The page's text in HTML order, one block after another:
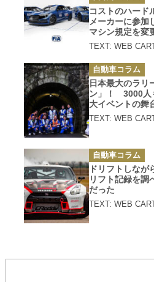
ー
コストのハード
メーカーに参加
マシン規定を変
TEXT: WEB
カ
テ
ゴ
リ
ー
自動車コラム
日本最大のラリ
ン」！ 3000人
大イベントの舞
TEXT: WEB
カ
テ
ゴ
リ
ー
自動車コラム
ドリフトしなが
リフト記録を調
だった
TEXT: WEB